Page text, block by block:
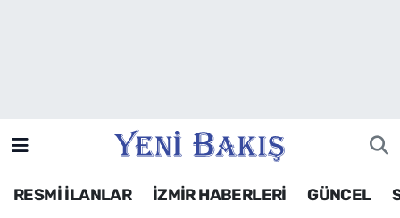
RESMİ İLANLAR İZMİR HABERLERİ GÜNCEL
Siyaset